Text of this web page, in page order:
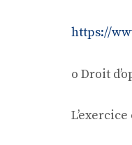
https://
o Droit